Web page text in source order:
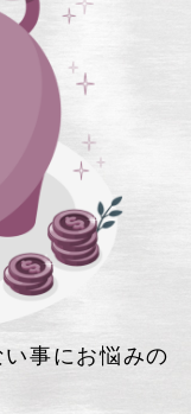
事にお悩みの